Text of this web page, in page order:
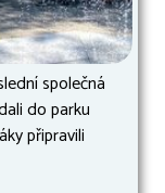
společná
do parku
připravili